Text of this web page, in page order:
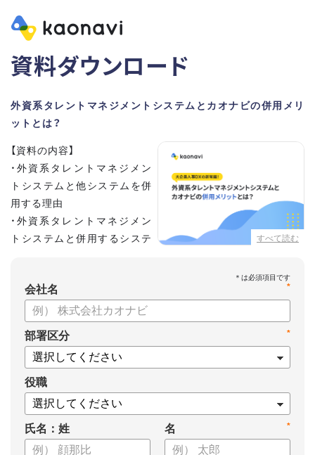
資料ダウンロード
外資系タレントマネジメントシステムとカオナビの併用メリ
ットとは？
すべて読む
【資料の内容】
・外資系タレントマネジメン
トシステムと他システムを併
用する理由
・外資系タレントマネジメン
トシステムと併用するシステ
・お客さまの声
*
会社名
*
部署区分
役職
氏名：姓 *
名